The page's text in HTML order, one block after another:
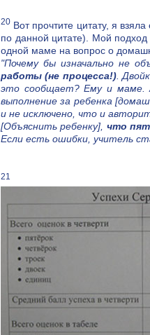
20 Вот прочтите цитату, я
по данной цитате). Мой подход
одной маме на вопрос о
"Почему бы изначально не
работы (не процесса!).
это сообщает? Ему и маме.
выполнение за ребенка
и не исключено, что и
[Объяснить ребенку], что
Если есть ошибки, учитель
21